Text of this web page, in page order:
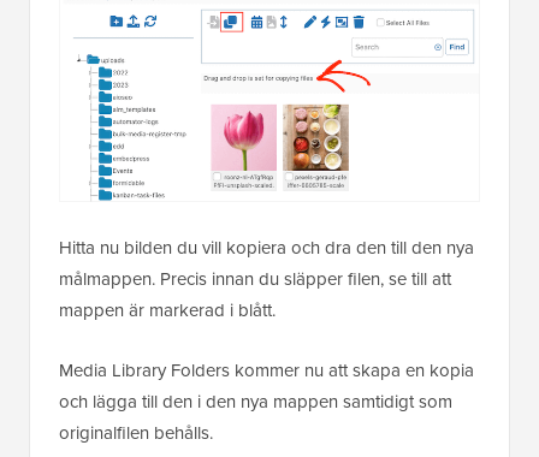
Hitta nu bilden du vill kopiera och dra den till den nya
målmappen. Precis innan du släpper filen, se till att
mappen är markerad i blått.
Media Library Folders kommer nu att skapa en kopia
och lägga till den i den nya mappen samtidigt som
originalfilen behålls.